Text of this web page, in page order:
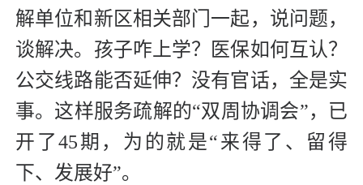
解单位和新区相关部门一起，说问题，
谈解决。孩子咋上学？医保如何互认？
公交线路能否延伸？没有官话，全是实
事。这样服务疏解的“双周协调会”，已
开了45期，为的就是“来得了、留得
下、发展好”。